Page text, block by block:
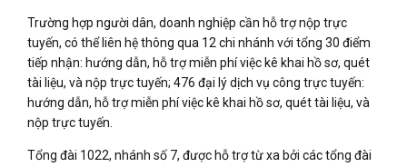
Trường hợp người dân, doanh nghiệp cần hỗ trợ nộp trực
tuyến, có thể liên hệ thông qua 12 chi nhánh với tổng 30 điểm
tiếp nhận: hướng dẫn, hỗ trợ miễn phí việc kê khai hồ sơ, quét
tài liệu, và nộp trực tuyến; 476 đại lý dịch vụ công trực tuyến:
hướng dẫn, hỗ trợ miễn phí việc kê khai hồ sơ, quét tài liệu, và
nộp trực tuyến.
Tổng đài 1022, nhánh số 7, được hỗ trợ từ xa bởi các tổng đài